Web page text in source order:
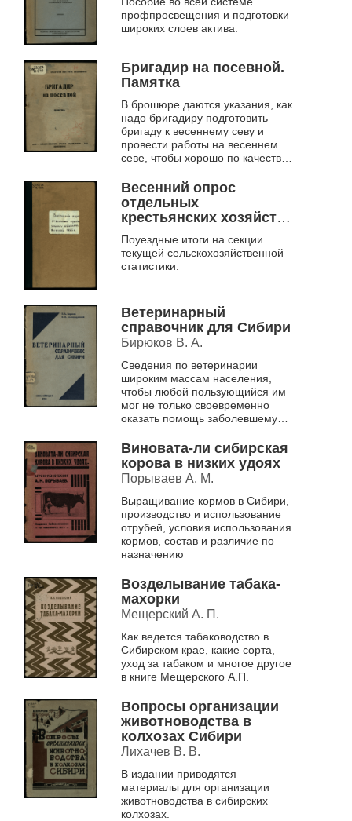
профпросвещения и подготовки
широких слоев актива.
Бригадир на посевной.
Памятка
В брошюре даются указания, как
надо бригадиру подготовить
бригаду к весеннему севу и
провести работы на весеннем
севе, чтобы хорошо по качеству
Весенний опрос
отдельных
крестьянских хозяйств
весной 1923 года
Поуездные итоги на секции
текущей сельскохозяйственной
статистики.
Ветеринарный
справочник для Сибири
Бирюков В. А.
Сведения по ветеринарии
широким массам населения,
чтобы любой пользующийся им
мог не только своевременно
оказать помощь заболевшему
некоторые из них.
Виновата-ли сибирская
корова в низких удоях
Порываев А. М.
Выращивание кормов в Сибири,
производство и использование
отрубей, условия использования
кормов, состав и различие по
назначению
Возделывание табака-
махорки
Мещерский А. П.
Как ведется табаководство в
Сибирском крае, какие сорта,
уход за табаком и многое другое
в книге Мещерского А.П.
Вопросы организации
животноводства в
колхозах Сибири
Лихачев В. В.
В издании приводятся
материалы для организации
животноводства в сибирских
колхозах.